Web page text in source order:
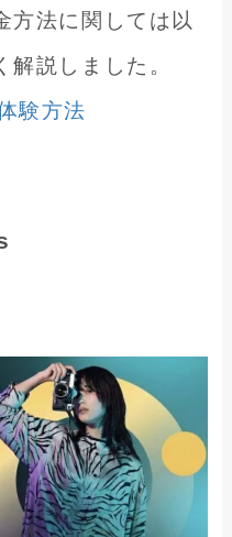
方法に関しては以
説しました。
験方法